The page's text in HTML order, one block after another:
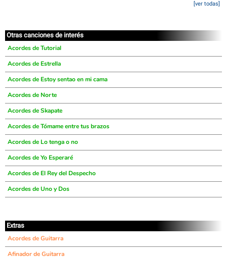
[ver todas]
Otras canciones de interés
Acordes de Tutorial
Acordes de Estrella
Acordes de Estoy sentao en mi cama
Acordes de Norte
Acordes de Skapate
Acordes de Tómame entre tus brazos
Acordes de Lo tenga o no
Acordes de Yo Esperaré
Acordes de El Rey del Despecho
Acordes de Uno y Dos
Extras
Acordes de Guitarra
Afinador de Guitarra